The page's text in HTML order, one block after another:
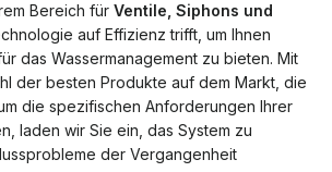
Bereich für Ventile, Siphons und
auf Effizienz trifft, um Ihnen
das Wassermanagement zu bieten. Mit
der besten Produkte auf dem Markt, die
die spezifischen Anforderungen Ihrer
laden wir Sie ein, das System zu
der Vergangenheit